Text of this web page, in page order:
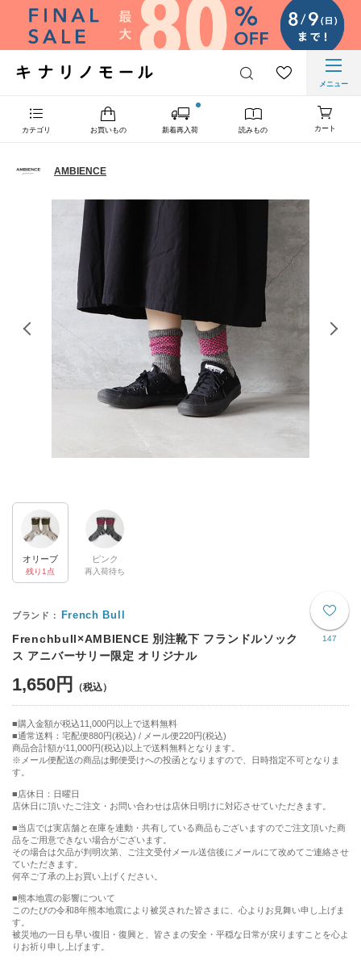
メニュー
カテゴリ お買いもの 新着再入荷 読みもの カート
AMBIENCE
オリーブ
残り1点
ピンク
再入荷待ち
147
French Bull
Frenchbull×AMBIENCE 別注靴下 フランドルソック
ス アニバーサリー限定 オリジナル
1,650円
購入金額が税込11,000円以上で送料無料
通常送料：宅配便880円(税込) / メール便220円(税込)
商品合計額が11,000円(税込)以上で送料無料となります。
※メール便配送の商品は郵便受けへの投函となりますので、日時指定不可となりま
す。
■店休日：日曜日
店休日に頂いたご注文・お問い合わせは店休日明けに対応させていただきます。
■当店では実店舗と在庫を連動・共有している商品もございますのでご注文頂いた商
品をご用意できない場合がございます。
その場合は欠品が判明次第、ご注文受付メール送信後にメールにて改めてご連絡させ
ていただきます。
何卒ご了承の上お買い上げください。
■熊本地震の影響について
このたびの令和8年熊本地震により被災された皆さまに、心よりお見舞い申し上げま
す。
被災地の一日も早い復旧・復興と、皆さまの安全・平穏な日常が戻りますことを心よ
りお祈り申し上げます。